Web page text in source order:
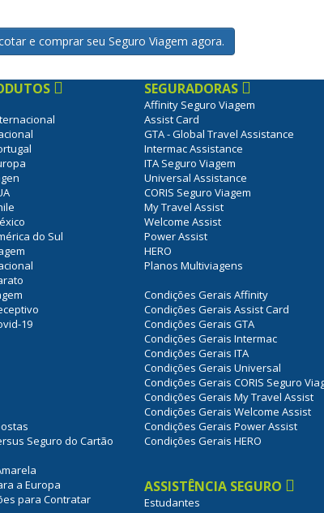
e comprar seu Seguro Viagem agora.
do Sul
19
Seguro do Cartão
a Europa
para Contratar
SEGURADORAS
Affinity Seguro Viagem
Assist Card
GTA - Global Travel Assistance
Intermac Assistance
ITA Seguro Viagem
Universal Assistance
CORIS Seguro Viagem
My Travel Assist
Welcome Assist
Power Assist
HERO
Planos Multiviagens
Condições Gerais Affinity
Condições Gerais Assist Card
Condições Gerais GTA
Condições Gerais Intermac
Condições Gerais ITA
Condições Gerais Universal
Condições Gerais CORIS Seguro
Condições Gerais My Travel Assist
Condições Gerais Welcome Assist
Condições Gerais Power Assist
Condições Gerais HERO
ASSISTÊNCIA SEGURO
Estudantes